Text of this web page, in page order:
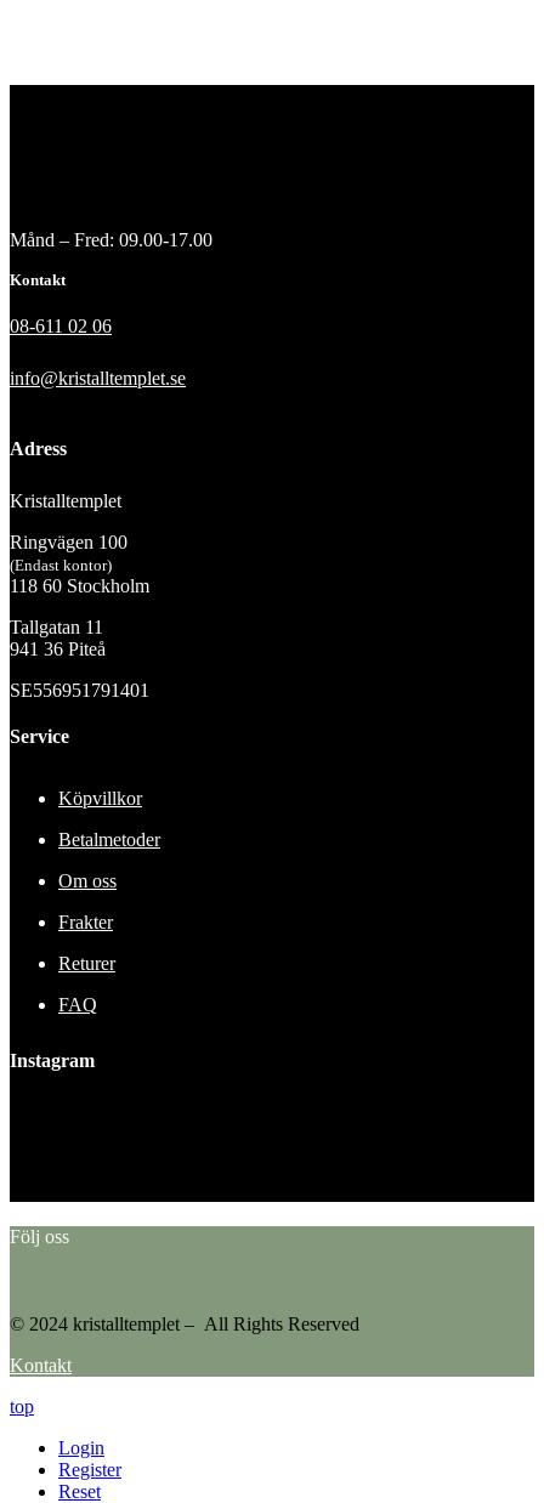
Månd – Fred: 09.00-17.00
Kontakt
08-611 02 06
info@kristalltemplet.se
Adress
Kristalltemplet
Ringvägen 100
(Endast kontor)
118 60 Stockholm
Tallgatan 11
941 36 Piteå
SE556951791401
Service
Köpvillkor
Betalmetoder
Om oss
Frakter
Returer
FAQ
Instagram
Följ oss
© 2024 kristalltemplet – All Rights Reserved
Kontakt
top
Login
Register
Reset